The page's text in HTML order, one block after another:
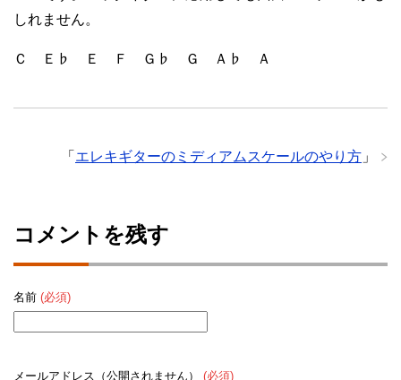
しれません。
Ｃ Ｅ♭ Ｅ Ｆ Ｇ♭ Ｇ Ａ♭ Ａ
「 エレキギターのミディアムスケールのやり方 」
コメントを残す
名前 (必須)
メールアドレス（公開されません） (必須)